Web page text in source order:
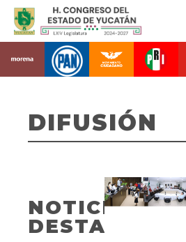
DIFUSIÓN
NOTICIAS
DESTACADAS